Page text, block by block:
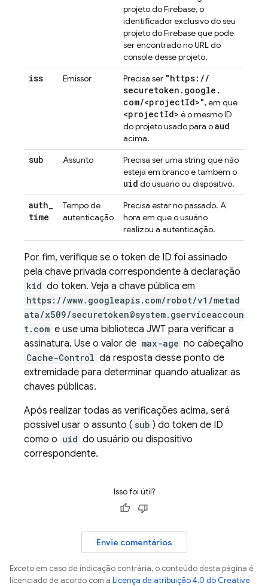
projeto do Firebase, o
identificador exclusivo do seu
projeto do Firebase que pode
ser encontrado no URL do
console desse projeto.
iss Emissor Precisa ser "https: //
securetoken . google .
com/<projectId>", em que
<projectId> é o mesmo ID
do projeto usado para oaud
acima.
sub Assunto
Precisa ser uma string que não
esteja em branco e também o
uid do usuário ou dispositivo.
auth_
time
Tempo de
autenticação
Precisa estar no passado. A
hora em que o usuário
realizou a autenticação.
Por fim, verifique se o token de ID foi assinado
pela chave privada correspondente à declaração
kid do token. Veja a chave pública em
https://www.googleapis.com/robot/v1/metad
ata/x509/securetoken@system.gserviceaccoun
t.com e use uma biblioteca JWT para verificar a
assinatura. Use o valor de max-age no cabeçalho
Cache-Control da resposta desse ponto de
extremidade para determinar quando atualizar as
chaves públicas.
Após realizar todas as verificações acima, será
possível usar o assunto ( sub ) do token de ID
como o uid do usuário ou dispositivo
correspondente.
Isso foi útil?
Envie comentários
Exceto em caso de indicação contrária, o conteúdo desta página é
licenciado de acordo com a Licença de atribuição 4.0 do Creative